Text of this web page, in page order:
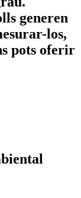
generen
los,
pots oferir